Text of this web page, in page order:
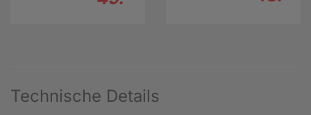
Technische Details